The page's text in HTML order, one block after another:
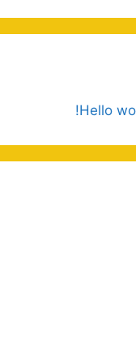
Hello